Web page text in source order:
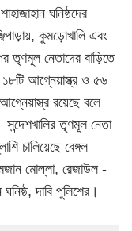
ঘনিষ্ঠদের
কুমড়োখালি এবং
নেতাদের বাড়িতে
আগ্নেয়াস্ত্র ও ৫৬
রয়েছে বলে
সন্দেশখালির তৃণমূল নেতা
চালিয়েছে বেঙ্গল
মোল্লা, রেজাউল -
দাবি পুলিশের।